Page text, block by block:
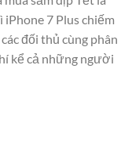
7 Plus chiếm
đối thủ cùng phân
kể cả những người